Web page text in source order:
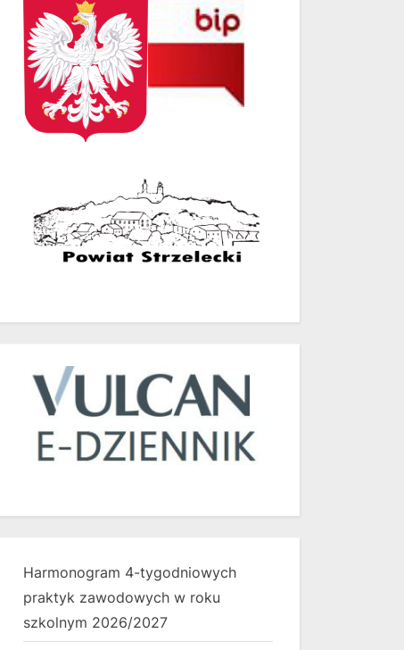
Harmonogram 4-tygodniowych
praktyk zawodowych w roku
szkolnym 2026/2027